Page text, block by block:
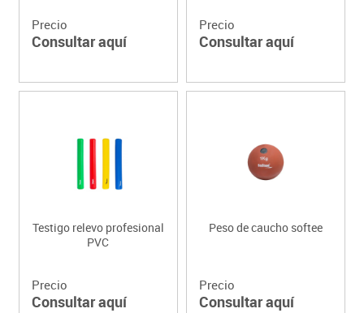
Precio
Consultar aquí
Precio
Consultar aquí
Testigo relevo profesional
PVC
Precio
Consultar aquí
Peso de caucho softee
Precio
Consultar aquí